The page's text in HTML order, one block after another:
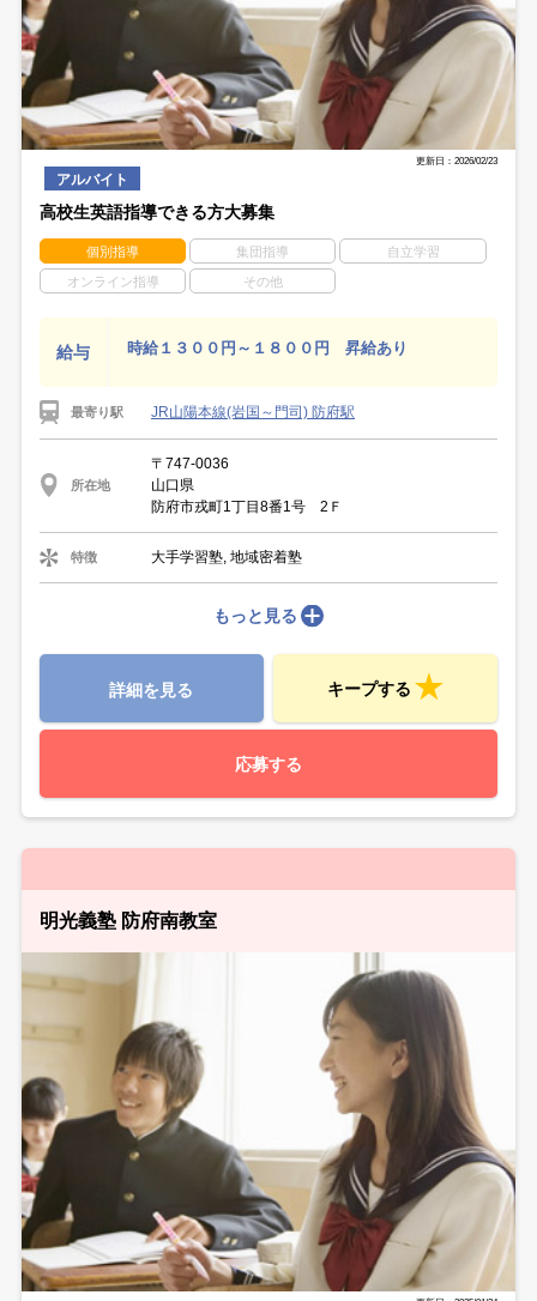
更新日：2026/02/23
アルバイト
高校生英語指導できる方大募集
個別指導 集団指導 自立学習
オンライン指導 その他
給与 時給１３００円～１８００円 昇給あり
最寄り駅 JR山陽本線(岩国～門司) 防府駅
所在地
〒747-0036
山口県
防府市戎町1丁目8番1号 2Ｆ
特徴 大手学習塾, 地域密着塾
もっと見る
詳細を見る キープする
応募する
明光義塾 防府南教室